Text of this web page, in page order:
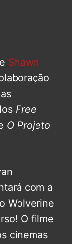
Shawn
Free
O Projeto
com a
Wolverine
O filme
cinemas